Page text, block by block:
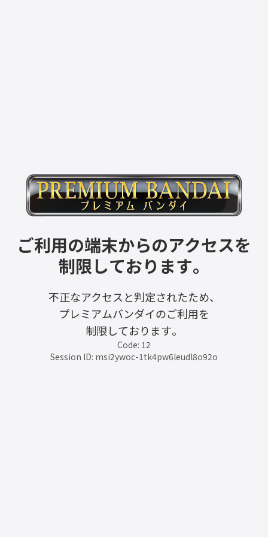
ご利用の端末からのアクセスを
制限しております。
不正なアクセスと判定されたため、
プレミアムバンダイのご利用を
制限しております。
Code: 12
Session ID: msi2ywoc-1tk4pw6leudl8o92o